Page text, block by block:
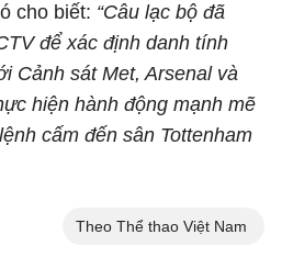
cho biết: “Câu lạc bộ đã
để xác định danh tính
Cảnh sát Met, Arsenal và
hiện hành động mạnh mẽ
cấm đến sân Tottenham
Theo Thể thao Việt Nam